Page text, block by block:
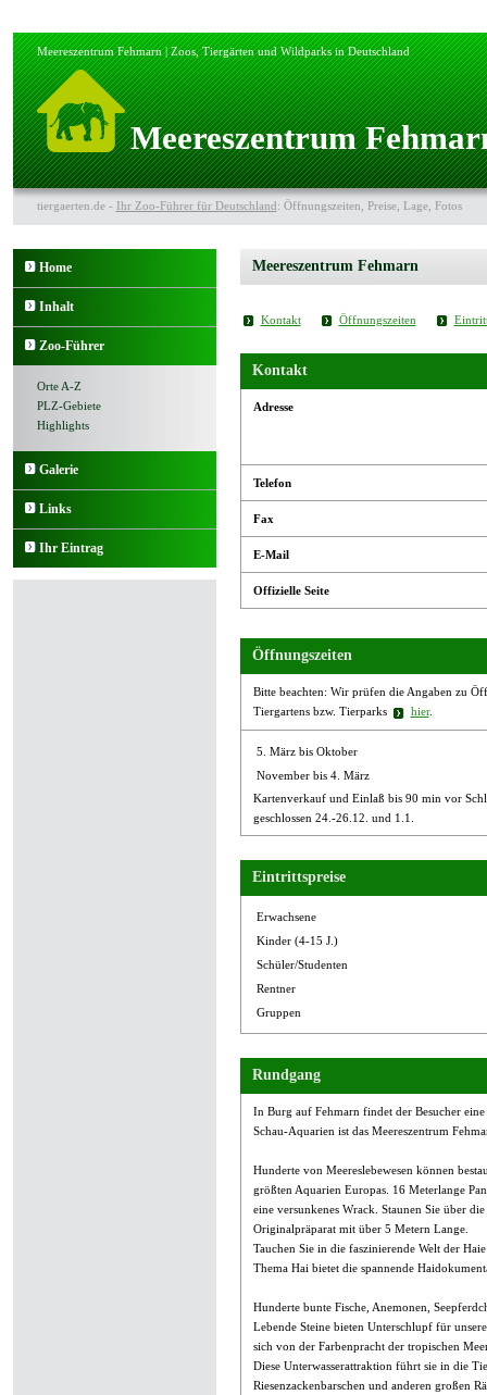
Meereszentrum Fehmarn | Zoos, Tiergärten und Wildparks in Deutschland
Meereszentrum
tiergaerten.de - Ihr Zoo-Führer für Deutschland: Öffnungszeiten, Preise, Lage, Fotos
Home
Inhalt
Zoo-Führer
Orte A-Z
PLZ-Gebiete
Highlights
Galerie
Links
Ihr Eintrag
Meereszentrum Fehmarn
Kontakt Öffnungszeiten
Kontakt
Adresse
Telefon
Fax
E-Mail
Offizielle Seite
Öffnungszeiten
Bitte beachten: Wir prüfen die Angaben zu
Tiergartens bzw. Tierparks
hier.
5. März bis Oktober
November bis 4. März
Kartenverkauf und Einlaß bis 90 min vor
geschlossen 24.-26.12. und 1.1.
Eintrittspreise
Erwachsene
Kinder (4-15 J.)
Schüler/Studenten
Rentner
Gruppen
Rundgang
In Burg auf Fehmarn findet der Besucher
Schau-Aquarien ist das Meereszentrum
Hunderte von Meereslebewesen können
größten Aquarien Europas. 16 Meterlange
eine versunkenes Wrack. Staunen Sie über
Originalpräparat mit über 5 Metern Lange.
Tauchen Sie in die faszinierende Welt der
Thema Hai bietet die spannende
Hunderte bunte Fische, Anemonen,
Lebende Steine bieten Unterschlupf für
sich von der Farbenpracht der tropischen
Diese Unterwasserattraktion führt sie in die
Riesenzackenbarschen und anderen großen